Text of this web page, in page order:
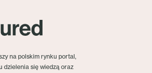
na polskim rynku portal,
dzielenia się wiedzą oraz